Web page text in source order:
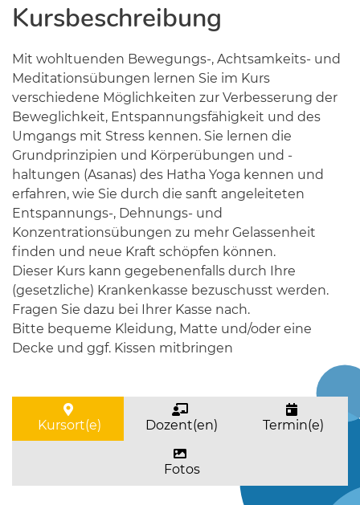
Kursbeschreibung
Mit wohltuenden Bewegungs-, Achtsamkeits- und
Meditationsübungen lernen Sie im Kurs
verschiedene Möglichkeiten zur Verbesserung der
Beweglichkeit, Entspannungsfähigkeit und des
Umgangs mit Stress kennen. Sie lernen die
Grundprinzipien und Körperübungen und -
haltungen (Asanas) des Hatha Yoga kennen und
erfahren, wie Sie durch die sanft angeleiteten
Entspannungs-, Dehnungs- und
Konzentrationsübungen zu mehr Gelassenheit
finden und neue Kraft schöpfen können.
Dieser Kurs kann gegebenenfalls durch Ihre
(gesetzliche) Krankenkasse bezuschusst werden.
Fragen Sie dazu bei Ihrer Kasse nach.
Bitte bequeme Kleidung, Matte und/oder eine
Decke und ggf. Kissen mitbringen
Kursort(e) Dozent(en) Termin(e)
Fotos